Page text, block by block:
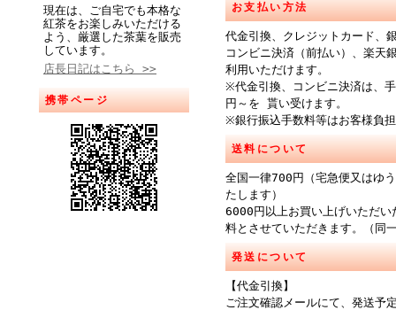
現在は、ご自宅でも本格な
紅茶をお楽しみいただける
よう、厳選した茶葉を販売
しています。
店長日記はこちら >>
携帯ページ
お支払い方法
代金引換、クレジットカード、
コンビニ決済（前払い）、楽天
利用いただけます。
※代金引換、コンビニ決済は、
円～を 貰い受けます。
※銀行振込手数料等はお客様負
送料について
全国一律700円（宅急便又はゆ
たします）
6000円以上お買い上げいただい
料とさせていただきます。（同
発送について
【代金引換】
ご注文確認メールにて、発送予